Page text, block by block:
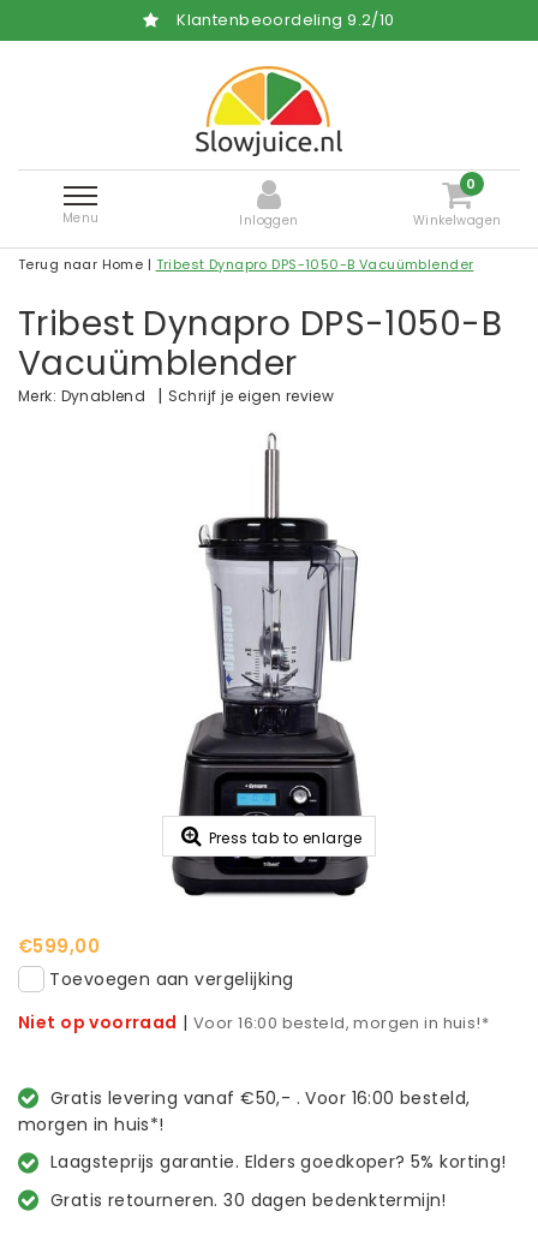
Klantenbeoordeling9.2/10
Menu Inloggen
0
Winkelwagen
Terug naar Home | Tribest Dynapro DPS-1050-B Vacuümblender
Tribest Dynapro DPS-1050-B
Vacuümblender
Merk: Dynablend | Schrijf je eigen review
Press tab to enlarge
€599,00
Toevoegen aan vergelijking
Niet op voorraad | Voor 16:00 besteld, morgen in huis!*
Gratis levering vanaf €50,- . Voor 16:00 besteld,
morgen in huis*!
Laagsteprijs garantie. Elders goedkoper? 5% korting!
Gratis retourneren. 30 dagen bedenktermijn!